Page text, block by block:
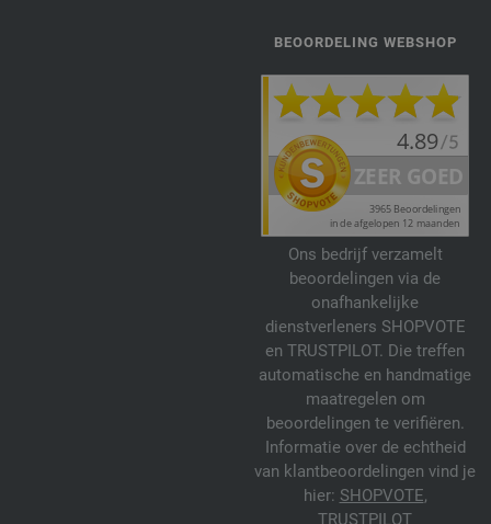
BEOORDELING WEBSHOP
Ons bedrijf verzamelt
beoordelingen via de
onafhankelijke
dienstverleners SHOPVOTE
en TRUSTPILOT. Die treffen
automatische en handmatige
maatregelen om
beoordelingen te verifiëren.
Informatie over de echtheid
van klantbeoordelingen vind je
hier: SHOPVOTE,
TRUSTPILOT